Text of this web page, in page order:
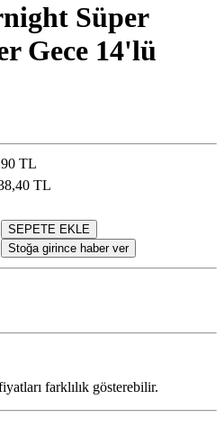
Süper
Gece 14'lü
TL
TL
SEPETE EKLE
Stoğa girince haber ver
farklılık gösterebilir.